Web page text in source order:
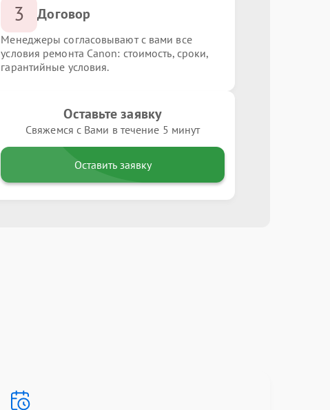
3 Договор
Менеджеры согласовывают с вами все
условия ремонта Canon: стоимость, сроки,
гарантийные условия.
Оставьте заявку
Свяжемся с Вами в течение 5 минут
Оставить заявку